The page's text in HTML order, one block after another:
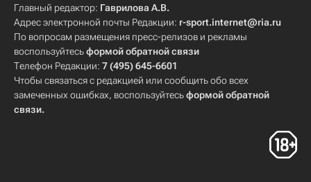
Главный редактор: Гаврилова А.В.
Адрес электронной почты Редакции: r-sport.internet@ria.ru
По вопросам размещения пресс-релизов и рекламы
воспользуйтесьформой обратной связи
Телефон Редакции: 7 (495) 645-6601
Чтобы связаться с редакцией или сообщить обо всех
замеченных ошибках, воспользуйтесьформой обратной
связи.